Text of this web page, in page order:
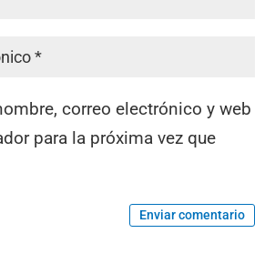
correo electrónico y web
para la próxima vez que
Enviar comentario